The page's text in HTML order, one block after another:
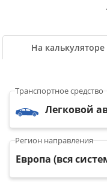
Автозащита
Автоюрист
Имущество
Справочник
На калькуляторе
Транспортное средство
Легковой
Регион направления
Европа (вся